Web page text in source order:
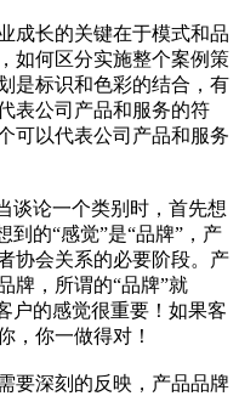
成长的关键在于模式和品
如何区分实施整个案例策
是标识和色彩的结合，有
表公司产品和服务的符
可以代表公司产品和服务
谈论一个类别时，首先想
到的“感觉”是“品牌”，产
协会关系的必要阶段。产
牌，所谓的“品牌”就
户的感觉很重要！如果客
，你一做得对！
要深刻的反映，产品品牌